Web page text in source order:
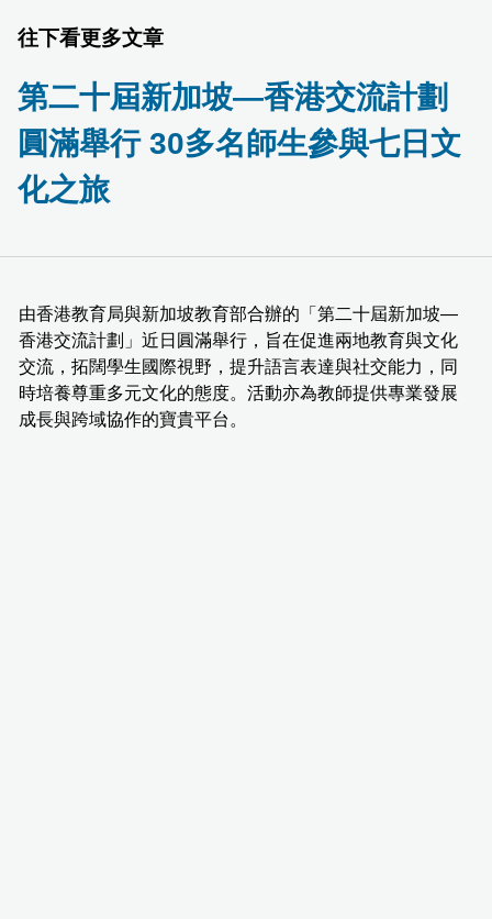
往下看更多文章
第二十屆新加坡—香港交流計劃
圓滿舉行 30多名師生參與七日文
化之旅
由香港教育局與新加坡教育部合辦的「第二十屆新加坡—
香港交流計劃」近日圓滿舉行，旨在促進兩地教育與文化
交流，拓闊學生國際視野，提升語言表達與社交能力，同
時培養尊重多元文化的態度。活動亦為教師提供專業發展
成長與跨域協作的寶貴平台。